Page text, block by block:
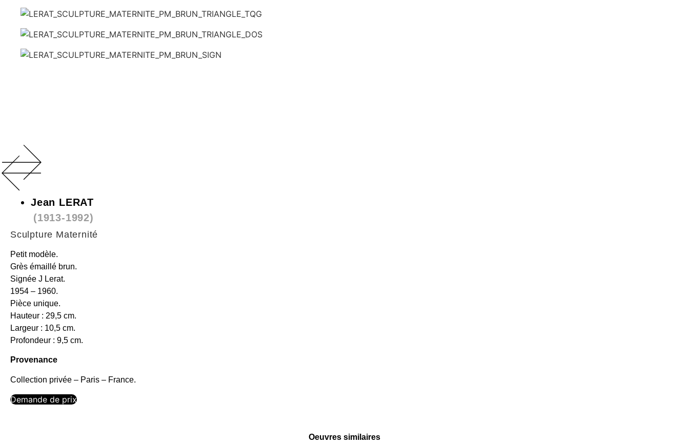
Jean LERAT
(1913-1992)
Sculpture Maternité
Petit modèle.
Grès émaillé brun.
Signée J Lerat.
1954 – 1960.
Pièce unique.
Hauteur : 29,5 cm.
Largeur : 10,5 cm.
Profondeur : 9,5 cm.
Provenance
Collection privée – Paris – France.
Demande de prix
Oeuvres similaires